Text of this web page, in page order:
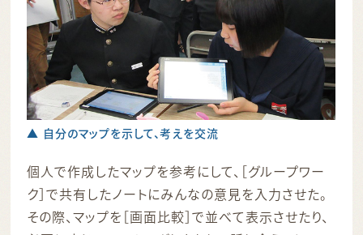
▲ 自分のマップを示して、考えを交流
個人で作成したマップを参考にして、［グループワー
ク］で共有したノートにみんなの意見を入力させた。
その際、マップを［画面比較］で並べて表示させたり、